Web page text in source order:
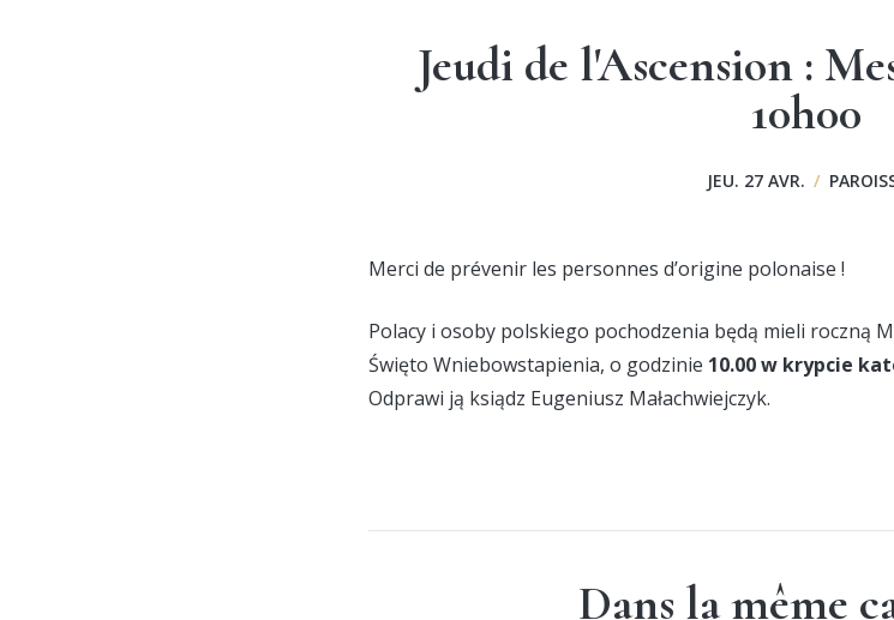
Jeudi de l'Ascension :
10h00
JEU. 27 AVR. /
Merci de prévenir les personnes d’origine polonaise !
Polacy i osoby polskiego pochodzenia będą mieli roczną
Święto Wniebowstapienia, o godzinie 10.00 w krypcie
Odprawi ją ksiądz Eugeniusz Małachwiejczyk.
Dans la même